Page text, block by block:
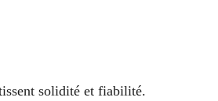
solidité et fiabilité.